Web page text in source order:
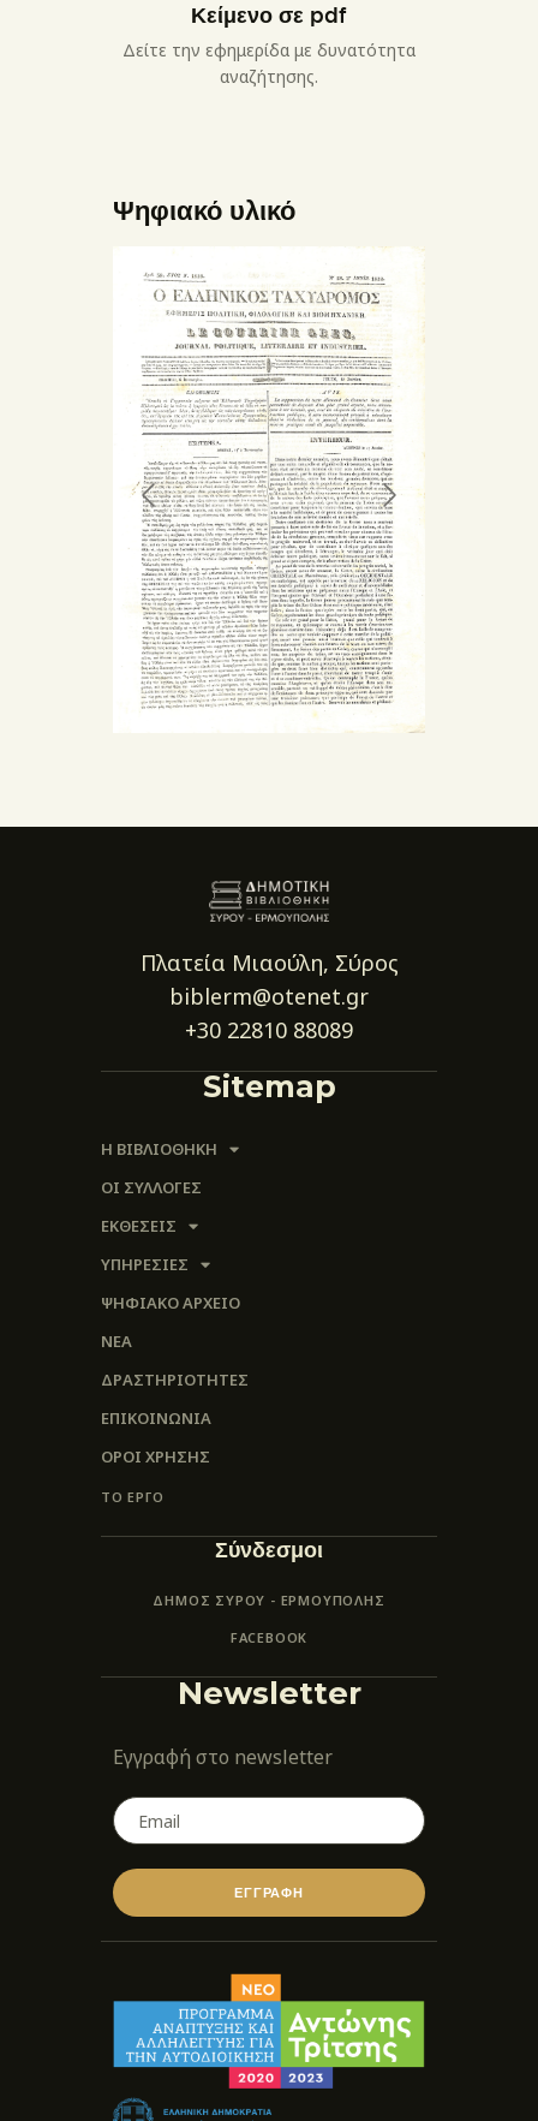
Κείμενο σε pdf
Δείτε την εφημερίδα με δυνατότητα
αναζήτησης.
Ψηφιακό υλικό
Πλατεία Μιαούλη, Σύρος
biblerm@otenet.gr
+30 22810 88089
Sitemap
Η ΒΙΒΛΙΟΘΗΚΗ
ΟΙ ΣΥΛΛΟΓΈΣ
ΕΚΘΕΣΕΙΣ
ΥΠΗΡΕΣΙΕΣ
ΨΗΦΙΑΚΌ ΑΡΧΕΊΟ
ΝΕΑ
ΔΡΑΣΤΗΡΙΟΤΗΤΕΣ
ΕΠΙΚΟΙΝΩΝΊΑ
ΌΡΟΙ ΧΡΉΣΗΣ
ΤΟ ΕΡΓΟ
Σύνδεσμοι
ΔΗΜΟΣ ΣΥΡΟΥ - ΕΡΜΟΎΠΟΛΗΣ
FACEBOOK
Newsletter
Εγγραφή στο newsletter
ΕΓΓΡΑΦΗ